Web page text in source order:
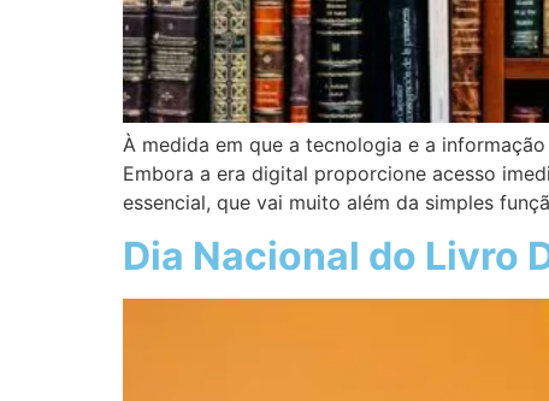
À medida em que a tecnologia e a
Embora a era digital proporcione acesso
essencial, que vai muito além da simples
Dia Nacional do Livro